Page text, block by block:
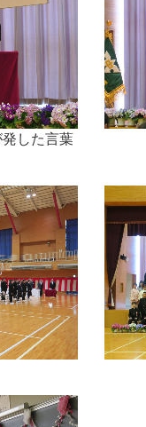
した言葉